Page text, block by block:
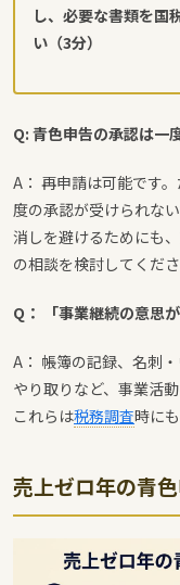
し、必要な書類を国
い（3分）
Q: 青色申告の承認は一
A： 再申請は可能です
度の承認が受けられな
消しを避けるためにも
の相談を検討してくださ
Q： 「事業継続の意思
A： 帳簿の記録、名刺
やり取りなど、事業活
これらは税務調査時に
売上ゼロ年の青